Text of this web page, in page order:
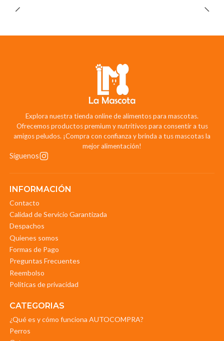
Explora nuestra tienda online de alimentos para mascotas.
Ofrecemos productos premium y nutritivos para consentir a tus
amigos peludos. ¡Compra con confianza y brinda a tus mascotas la
mejor alimentación!
Síguenos
INFORMACIÓN
Contacto
Calidad de Servicio Garantizada
Despachos
Quienes somos
Formas de Pago
Preguntas Frecuentes
Reembolso
Politicas de privacidad
CATEGORIAS
¿Qué es y cómo funciona AUTOCOMPRA?
Perros